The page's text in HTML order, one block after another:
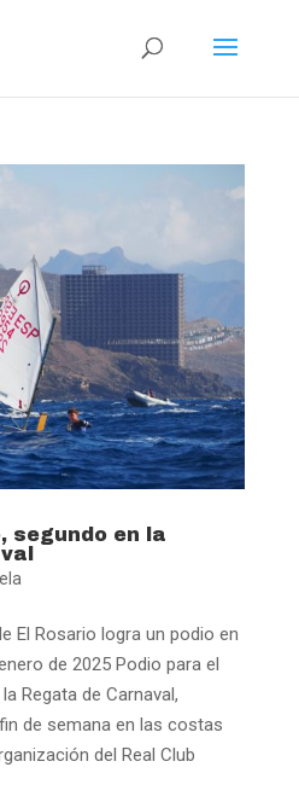
segundo en la
El Rosario logra un podio en
de 2025 Podio para el
Regata de Carnaval,
de semana en las costas
del Real Club